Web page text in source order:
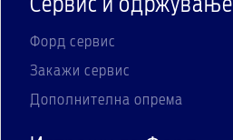
Сервис и одржување
Форд сервис
Закажи сервис
Дополнителна опрема